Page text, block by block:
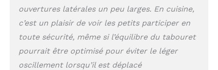
antidérapant de la
même taille que la
plate-forme peut être
doux et confortable
de votre enfant contre
le glissement. Cette
ouvertures latérales un peu larges. En cuisine,
c’est un plaisir de voir les petits participer en
toute sécurité, même si l’équilibre du tabouret
pourrait être optimisé pour éviter le léger
oscillement lorsqu’il est déplacé